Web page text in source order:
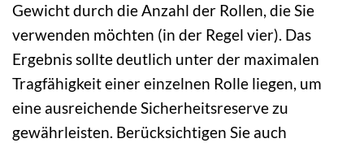
Gewicht durch die Anzahl der Rollen, die Sie
verwenden möchten (in der Regel vier). Das
Ergebnis sollte deutlich unter der maximalen
Tragfähigkeit einer einzelnen Rolle liegen, um
eine ausreichende Sicherheitsreserve zu
gewährleisten. Berücksichtigen Sie auch